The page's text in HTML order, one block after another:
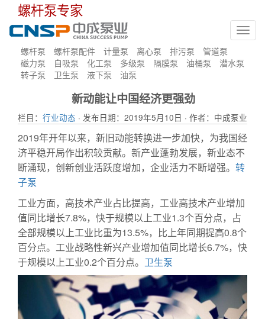
螺杆泵专家
螺杆泵 螺杆泵配件 计量泵 离心泵 排污泵
管道泵
磁力泵
自吸泵 化工泵 多级泵 隔膜泵 油桶泵
潜水泵
转子泵
卫生泵 液下泵 油泵
新动能让中国经济更强劲
栏目： 行业动态 · 发布日期：2019年5月10日 · 作者：中成泵业
2019年开年以来，新旧动能转换进一步加快，为我国经
济平稳开局作出积较贡献。新产业蓬勃发展，新业态不
断涌现，创新创业活跃度增加，企业活力不断增强。 转
子泵
工业方面，高技术产业占比提高，工业高技术产业增加
值同比增长7.8%，快于规模以上工业1.3个百分点，占
全部规模以上工业比重为13.5%，比上年同期提高0.8个
百分点。工业战略性新兴产业增加值同比增长6.7%，快
于规模以上工业0.2个百分点。 卫生泵